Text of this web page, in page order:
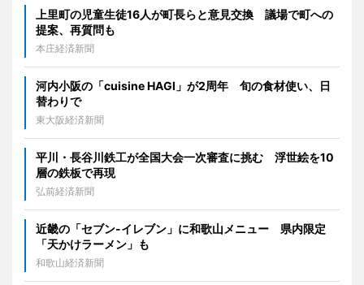
上里町の児童生徒16人が町長らと意見交換 議場で町への
提案、再質問も
本庄経済新聞
河内小阪の「cuisine HAGI」が2周年 旬の食材使い、日
替わりで
東大阪経済新聞
平川・長谷川鉄工が全国大会一次審査に挑む 浮世絵を10
層の鉄板で再現
弘前経済新聞
近畿の「セブン-イレブン」に和歌山メニュー 県内限定
「天かけラーメン」も
和歌山経済新聞